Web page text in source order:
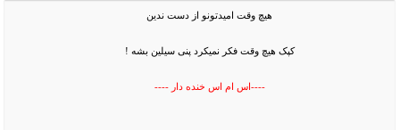
هیچ وقت امیدتونو از دست ندین
کپک هیچ وقت فکر نمیکرد پنی سیلین بشه !
----اس ام اس خنده دار ----